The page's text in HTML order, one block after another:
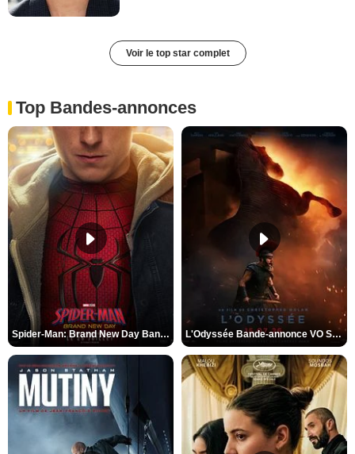
Voir le top star complet
Top Bandes-annonces
Spider-Man: Brand New Day Bande-annonce VO STFR L'Odyssée Bande-annonce VO STFR